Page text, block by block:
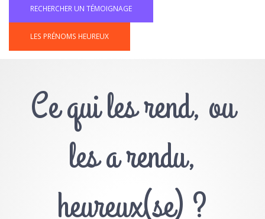
LES PRÉNOMS HEUREUX
Ce qui les rend, ou
les a rendu,
heureux(se) ?